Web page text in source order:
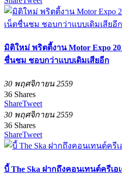
มิติใหม่ พริตตี้งาน Motor Expo
ชื่นชม ชอบกว่าแบบเดิมเสียอีก
30 พฤศจิกายน 2559
36 Shares
ShareTweet
30 พฤศจิกายน 2559
36 Shares
ShareTweet
บี้ The Ska ฝากถึงคอนเทนต์ครีเอ